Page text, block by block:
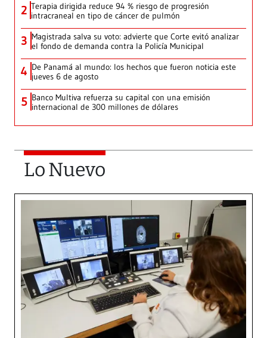
2 Terapia dirigida reduce 94 % riesgo de progresión
intracraneal en tipo de cáncer de pulmón
3 Magistrada salva su voto: advierte que Corte evitó analizar
el fondo de demanda contra la Policía Municipal
4 De Panamá al mundo: los hechos que fueron noticia este
jueves 6 de agosto
5 Banco Multiva refuerza su capital con una emisión
internacional de 300 millones de dólares
Lo Nuevo